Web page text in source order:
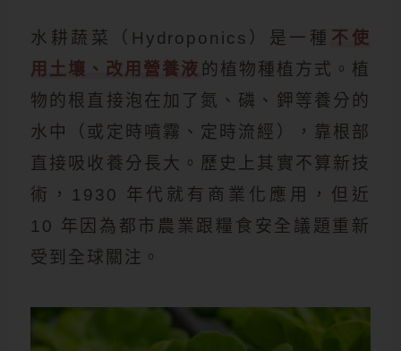
水耕蔬菜（Hydroponics）是一種 不使
用土壤、改用營養液 的植物種植方式。植
物的根直接泡在加了氮、磷、鉀等養分的
水中（或定時噴霧、定時流經），靠根部
直接吸收養分長大。歷史上其實不算新技
術，1930 年代就有商業化應用，但近
10 年因為都市農業跟糧食安全議題重新
受到全球關注。